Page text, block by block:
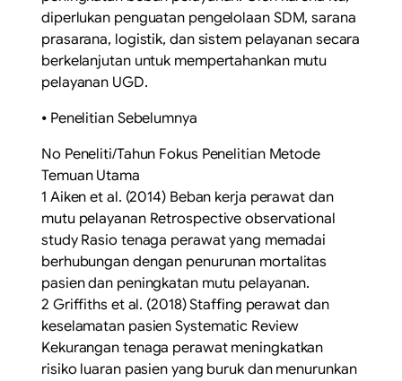
diperlukan penguatan pengelolaan SDM, sarana
prasarana, logistik, dan sistem pelayanan secara
berkelanjutan untuk mempertahankan mutu
pelayanan UGD.
⦁ Penelitian Sebelumnya
No Peneliti/Tahun Fokus Penelitian Metode
Temuan Utama
1 Aiken et al. (2014) Beban kerja perawat dan
mutu pelayanan Retrospective observational
study Rasio tenaga perawat yang memadai
berhubungan dengan penurunan mortalitas
pasien dan peningkatan mutu pelayanan.
2 Griffiths et al. (2018) Staffing perawat dan
keselamatan pasien Systematic Review
Kekurangan tenaga perawat meningkatkan
risiko luaran pasien yang buruk dan menurunkan